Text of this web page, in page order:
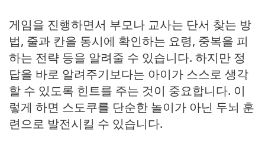
게임을 진행하면서 부모나 교사는 단서 찾는 방
법, 줄과 칸을 동시에 확인하는 요령, 중복을 피
하는 전략 등을 알려줄 수 있습니다. 하지만 정
답을 바로 알려주기보다는 아이가 스스로 생각
할 수 있도록 힌트를 주는 것이 중요합니다. 이
렇게 하면 스도쿠를 단순한 놀이가 아닌 두뇌 훈
련으로 발전시킬 수 있습니다.